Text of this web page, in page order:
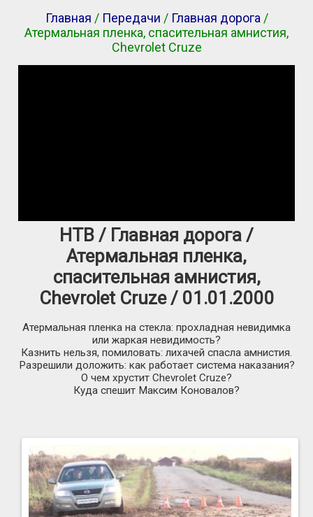
Главная / Передачи / Главная дорога /
Атермальная пленка, спасительная амнистия,
Chevrolet Cruze
НТВ / Главная дорога /
Атермальная пленка,
спасительная амнистия,
Chevrolet Cruze / 01.01.2000
Атермальная пленка на стекла: прохладная невидимка
или жаркая невидимость?
Казнить нельзя, помиловать: лихачей спасла амнистия.
Разрешили доложить: как работает система наказания?
О чем хрустит Chevrolet Cruze?
Куда спешит Максим Коновалов?